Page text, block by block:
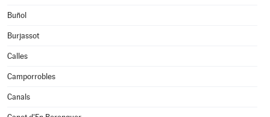
Buñol
Burjassot
Calles
Camporrobles
Canals